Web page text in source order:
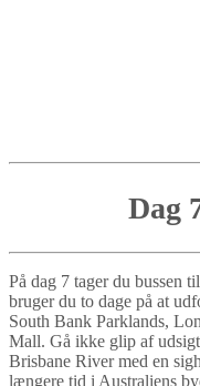
Dag
På dag 7 tager du bussen til
bruger du to dage på at
South Bank Parklands,
Mall. Gå ikke glip af
Brisbane River med en
længere tid i Australiens